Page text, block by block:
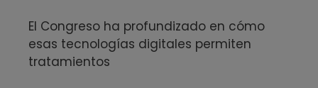
El Congreso ha profundizado en cómo
esas tecnologías digitales permiten
tratamientos